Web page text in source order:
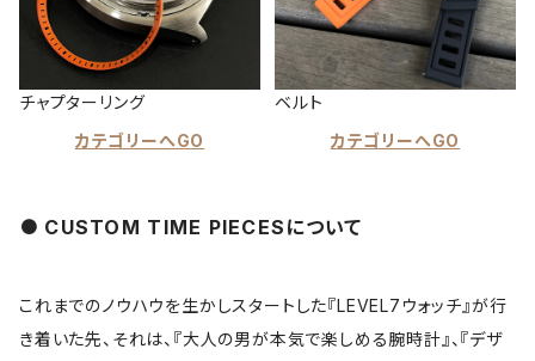
チャプターリング
カテゴリーへGO
ベルト
カテゴリーへGO
CUSTOM TIME PIECESについて
これまでのノウハウを生かしスタートした『LEVEL7ウォッチ』が行
き着いた先、それは、『大人の男が本気で楽しめる腕時計』、『デザ